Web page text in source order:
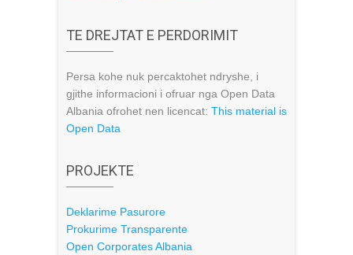
TE DREJTAT E PERDORIMIT
Persa kohe nuk percaktohet ndryshe, i
gjithe informacioni i ofruar nga Open Data
Albania ofrohet nen licencat: This material is
Open Data
PROJEKTE
Deklarime Pasurore
Prokurime Transparente
Open Corporates Albania